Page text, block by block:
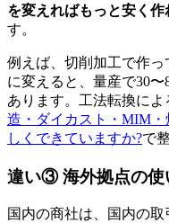
を変えればもっと安く作
す。
例えば、切削加工で作
に変えると、量産で30
あります。工法転換に
造・ダイカスト・MIM
しくできていますか?で
違い③ 海外拠点の使
国内の商社は、国内の